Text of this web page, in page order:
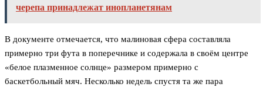
черепа принадлежат инопланетянам
В документе отмечается, что малиновая сфера составляла
примерно три фута в поперечнике и содержала в своём центре
«белое плазменное солнце» размером примерно с
баскетбольный мяч. Несколько недель спустя та же пара